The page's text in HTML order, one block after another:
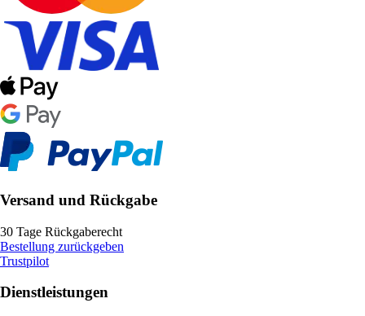
Versand und Rückgabe
30 Tage Rückgaberecht
Bestellung zurückgeben
Trustpilot
Dienstleistungen